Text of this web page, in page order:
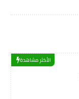
الأكثر مشاهدة